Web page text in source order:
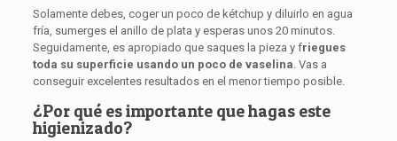
Solamente debes, coger un poco de kétchup y diluirlo en agua
fría, sumerges el anillo de plata y esperas unos 20 minutos.
Seguidamente, es apropiado que saques la pieza y friegues
toda su superficie usando un poco de vaselina . Vas a
conseguir excelentes resultados en el menor tiempo posible.
¿Por qué es importante que hagas este
higienizado?